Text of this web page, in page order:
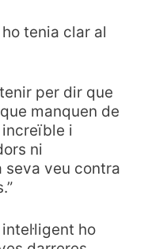
tenia clar al
per dir que
manquen de
increïble i
ni
seva veu contra
ho